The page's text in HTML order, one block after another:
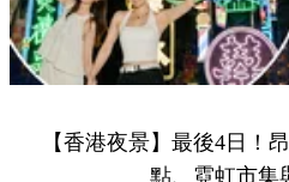
【香港夜景】最後4日！
點、霓虹市集